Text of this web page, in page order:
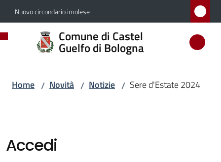
Vai al contenuto
Vai alla navigazione
Vai al footer
Nuovo circondario imolese
Comune di Castel
Guelfo di Bologna
Comune
di
di
Amministrazione
Home / Novità / Notizie / Sere d'Estate 2024
Accedi